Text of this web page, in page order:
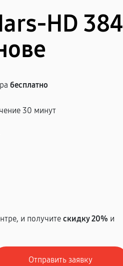
HD 384
бесплатно
30 минут
и получитескидку 20% и